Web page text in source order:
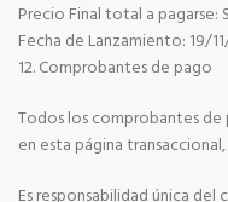
Precio Final total a pagarse:
Fecha de Lanzamiento: 19/
12. Comprobantes de pago
Todos los comprobantes de
en esta página